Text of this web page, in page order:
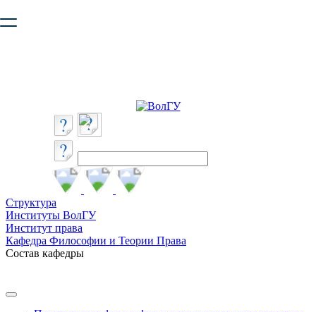
безопасную работу с сайтом. Пожалуйста
Структура
Институты ВолГУ
Институт права
Кафедра Философии и Теории Права
Состав кафедры